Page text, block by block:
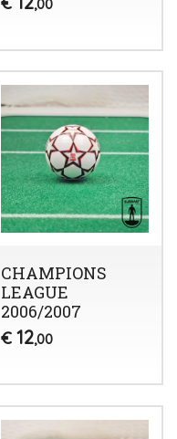
,00
CHAMPIONS
LEAGUE
2006/2007
€ 12,00